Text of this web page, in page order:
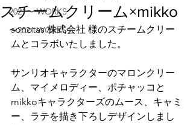
2021〜 WORKS
〜2021 WORKS
スチームクリーム×mikko
sonotas 株式会社 様のスチームクリー
ムとコラボいたしました。
サンリオキャラクターのマロンクリー
ム、マイメロディー、ポチャッコと
mikkoキャラクターズのムース、キャミ
ー、ラテを描き下ろしデザインしまし